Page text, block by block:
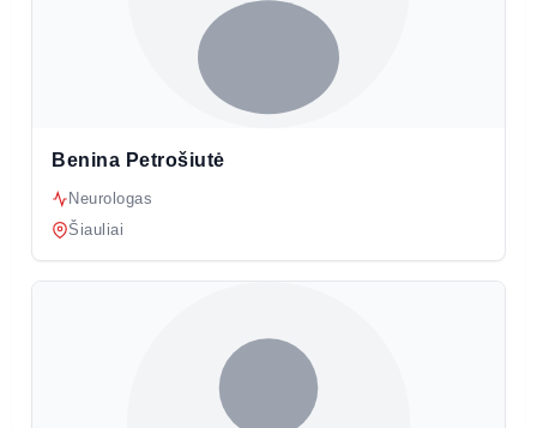
Benina Petrošiutė
Neurologas
Šiauliai